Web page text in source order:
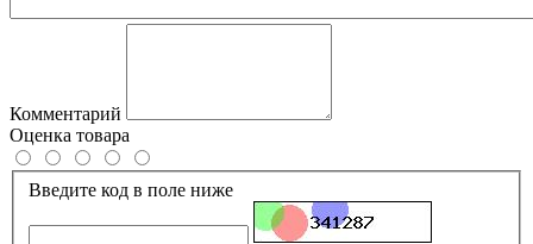
Комментарий
Оценка товара
Введите код в поле ниже